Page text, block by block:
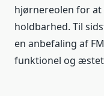
hjørnereolen for at
holdbarhed. Til
en anbefaling af
funktionel og